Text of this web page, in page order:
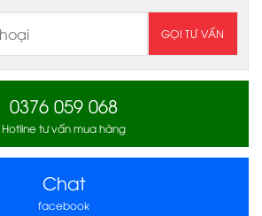
0376 059 068
Hotline tư vấn mua hàng
Chat
facebook